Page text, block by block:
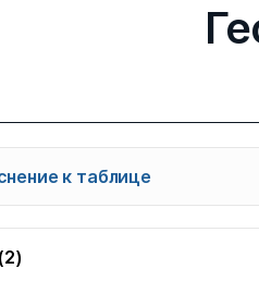
к таблице
нужного топонима вы
и диссоветов из базы